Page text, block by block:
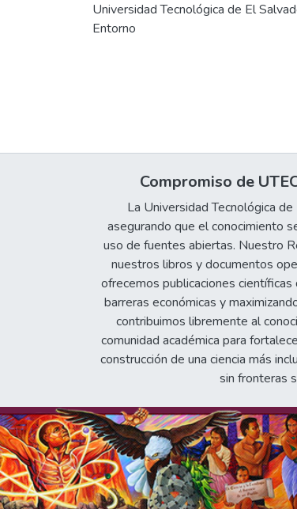
Universidad Tecnológica de El
Entorno
Compromiso de
La Universidad Tecnológica
asegurando que el conocimiento
uso de fuentes abiertas. Nuestro
nuestros libros y documentos
ofrecemos publicaciones
barreras económicas y
contribuimos libremente al
comunidad académica para
construcción de una ciencia más
sin fronteras